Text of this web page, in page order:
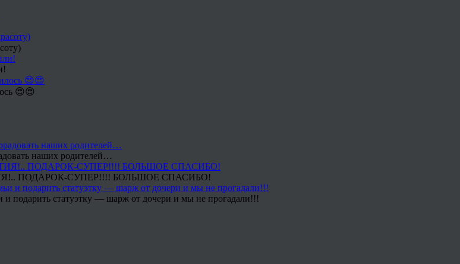
😍😍
наших родителей…
ПОДАРОК-СУПЕР!!!! БОЛЬШОЕ СПАСИБО!
подарить статуэтку — шарж от дочери и мы не прогадали!!!